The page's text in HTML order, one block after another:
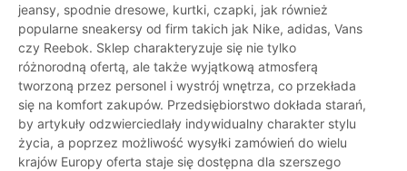
jeansy, spodnie dresowe, kurtki, czapki, jak również
popularne sneakersy od firm takich jak Nike, adidas, Vans
czy Reebok. Sklep charakteryzuje się nie tylko
różnorodną ofertą, ale także wyjątkową atmosferą
tworzoną przez personel i wystrój wnętrza, co przekłada
się na komfort zakupów. Przedsiębiorstwo dokłada starań,
by artykuły odzwierciedlały indywidualny charakter stylu
życia, a poprzez możliwość wysyłki zamówień do wielu
krajów Europy oferta staje się dostępna dla szerszego